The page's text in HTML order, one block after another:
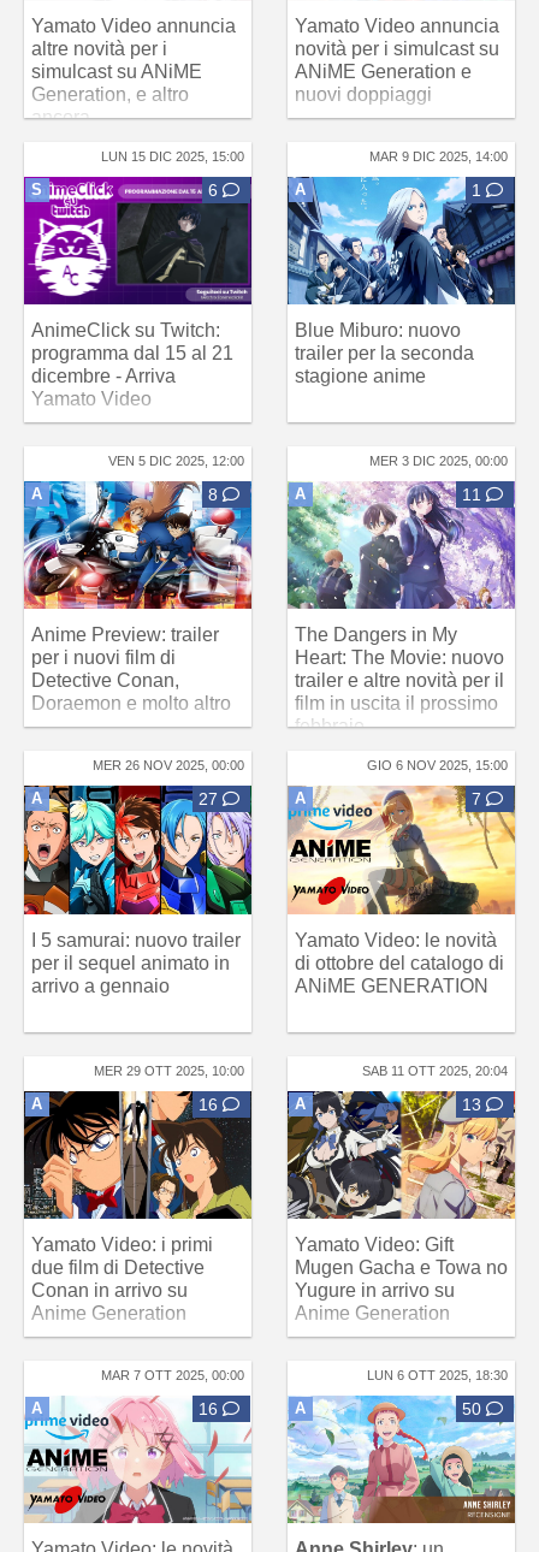
Yamato Video annuncia
altre novità per i
simulcast su ANiME
Generation, e altro
ancora
Yamato Video annuncia
novità per i simulcast su
ANiME Generation e
nuovi doppiaggi
LUN 15 DIC 2025, 15:00
S 6
AnimeClick su Twitch:
programma dal 15 al 21
dicembre - Arriva
Yamato Video
MAR 9 DIC 2025, 14:00
A 1
Blue Miburo: nuovo
trailer per la seconda
stagione anime
VEN 5 DIC 2025, 12:00
A 8
Anime Preview: trailer
per i nuovi film di
Detective Conan,
Doraemon e molto altro
MER 3 DIC 2025, 00:00
A 11
The Dangers in My
Heart: The Movie: nuovo
trailer e altre novità per il
film in uscita il prossimo
febbraio
MER 26 NOV 2025, 00:00
A 27
I 5 samurai: nuovo trailer
per il sequel animato in
arrivo a gennaio
GIO 6 NOV 2025, 15:00
A 7
Yamato Video: le novità
di ottobre del catalogo di
ANiME GENERATION
MER 29 OTT 2025, 10:00
A 16
Yamato Video: i primi
due film di Detective
Conan in arrivo su
Anime Generation
SAB 11 OTT 2025, 20:04
A 13
Yamato Video: Gift
Mugen Gacha e Towa no
Yugure in arrivo su
Anime Generation
MAR 7 OTT 2025, 00:00
A 16
LUN 6 OTT 2025, 18:30
A 50